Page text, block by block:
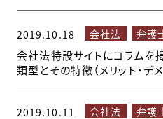
2019.10.18 会社法 弁護
会社法特設サイトにコラムを
類型とその特徴（メリット・デメ
2019.10.11 会社法 弁護